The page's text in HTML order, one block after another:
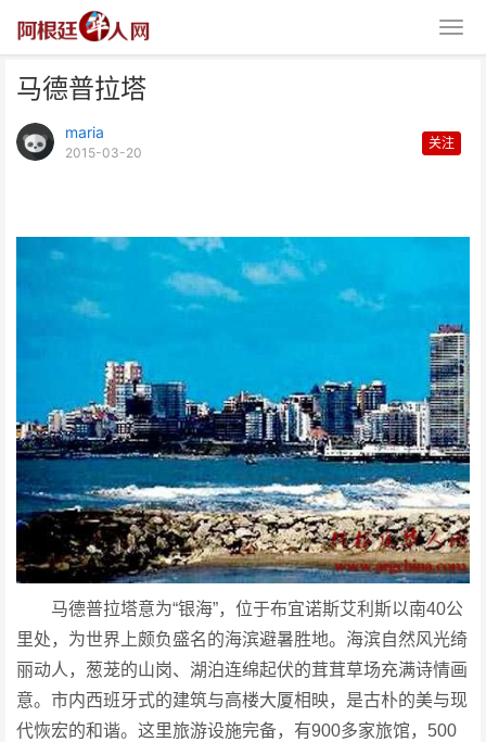
马德普拉塔
maria
2015-03-20
关注
马德普拉塔意为“银海”，位于布宜诺斯艾利斯以南40公
里处，为世界上颇负盛名的海滨避暑胜地。海滨自然风光绮
丽动人，葱茏的山岗、湖泊连绵起伏的茸茸草场充满诗情画
意。市内西班牙式的建筑与高楼大厦相映，是古朴的美与现
代恢宏的和谐。这里旅游设施完备，有900多家旅馆，500
马德普拉塔